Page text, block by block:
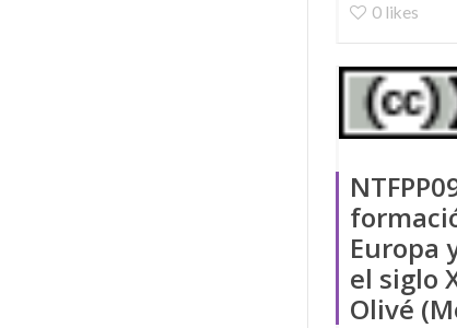
0 likes
Europa
el siglo
Olivé